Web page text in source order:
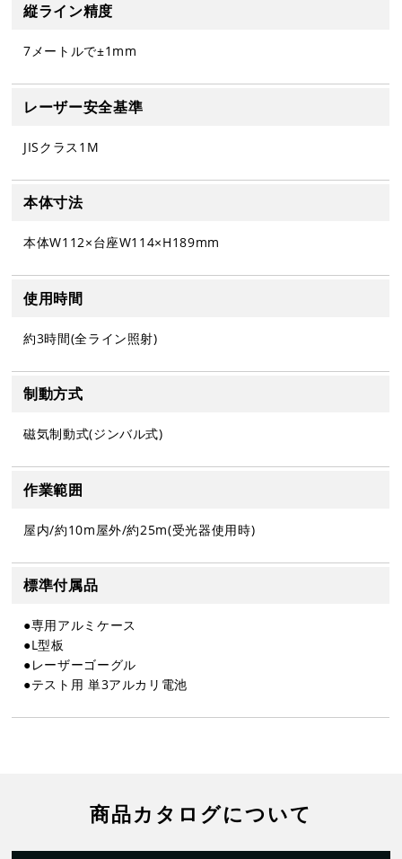
縦ライン精度
7メートルで±1mm
レーザー安全基準
JISクラス1M
本体寸法
本体W112×台座W114×H189mm
使用時間
約3時間(全ライン照射)
制動方式
磁気制動式(ジンバル式)
作業範囲
屋内/約10m屋外/約25m(受光器使用時)
標準付属品
●専用アルミケース
●L型板
●レーザーゴーグル
●テスト用 単3アルカリ電池
商品カタログについて